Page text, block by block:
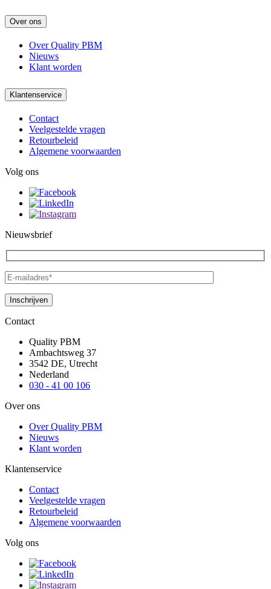
Over ons
Over Quality PBM
Nieuws
Klant worden
Klantenservice
Contact
Veelgestelde vragen
Retourbeleid
Algemene voorwaarden
Volg ons
Nieuwsbrief
Contact
Quality PBM
Ambachtsweg 37
3542 DE, Utrecht
Nederland
030 - 41 00 106
Over ons
Over Quality PBM
Nieuws
Klant worden
Klantenservice
Contact
Veelgestelde vragen
Retourbeleid
Algemene voorwaarden
Volg ons